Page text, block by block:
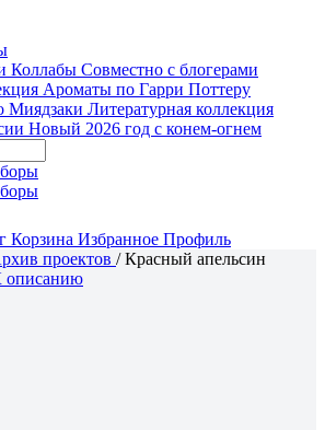
Коллабы Совместно с блогерами
Ароматы по Гарри Поттеру
Миядзаки Литературная коллекция
Новый 2026 год с конем-огнем
Корзина Избранное Профиль
проектов /Красный апельсин
описанию